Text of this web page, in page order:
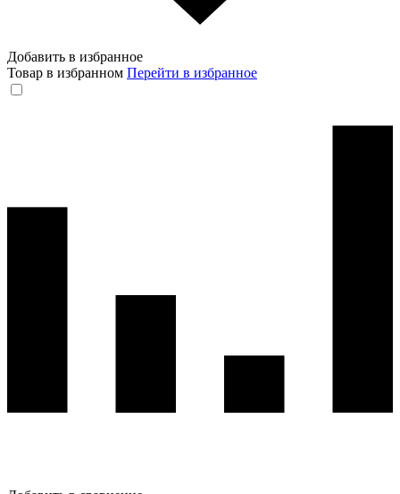
Добавить в избранное
Товар в избранном Перейти в избранное